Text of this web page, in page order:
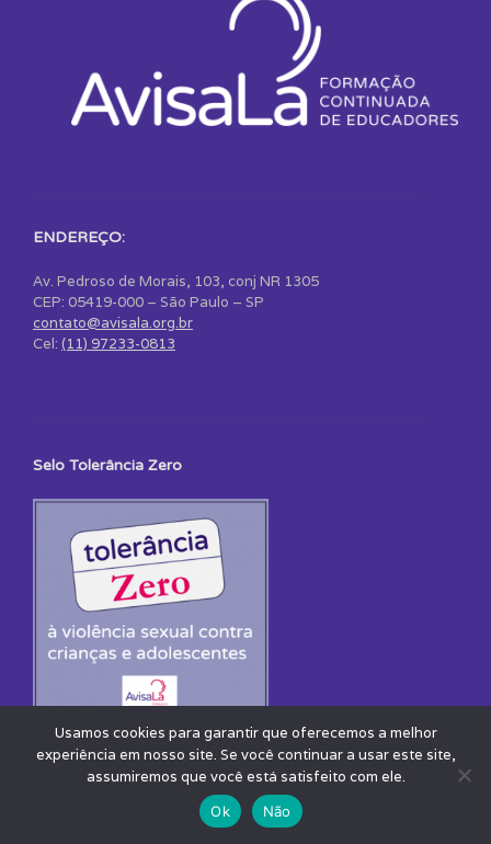
ENDEREÇO:
Av. Pedroso de Morais, 103, conj NR 1305
CEP: 05419-000 – São Paulo – SP
contato@avisala.org.br
Cel: (11) 97233-0813
Selo Tolerância Zero
Usamos cookies para garantir que oferecemos a melhor
experiência em nosso site. Se você continuar a usar este site,
assumiremos que você está satisfeito com ele.
Ok Não